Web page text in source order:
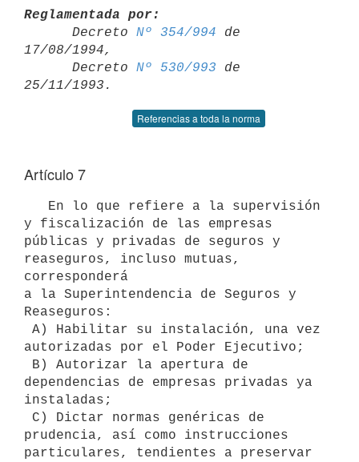
Reglamentada por:
Decreto Nº 354/994 de
17/08/1994,
      Decreto
Nº 530/993 de
Referencias a toda la norma
Artículo 7
y fiscalización de las empresas
públicas y privadas de seguros y
reaseguros, incluso mutuas,
corresponderá
a la Superintendencia de Seguros y
Reaseguros:
autorizadas por el Poder Ejecutivo;
dependencias de empresas privadas ya
instaladas;
prudencia, así como instrucciones
particulares, tendientes a preservar